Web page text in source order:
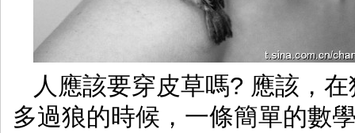
人應該要穿皮草嗎? 應該，
多過狼的時候，一條簡單的數